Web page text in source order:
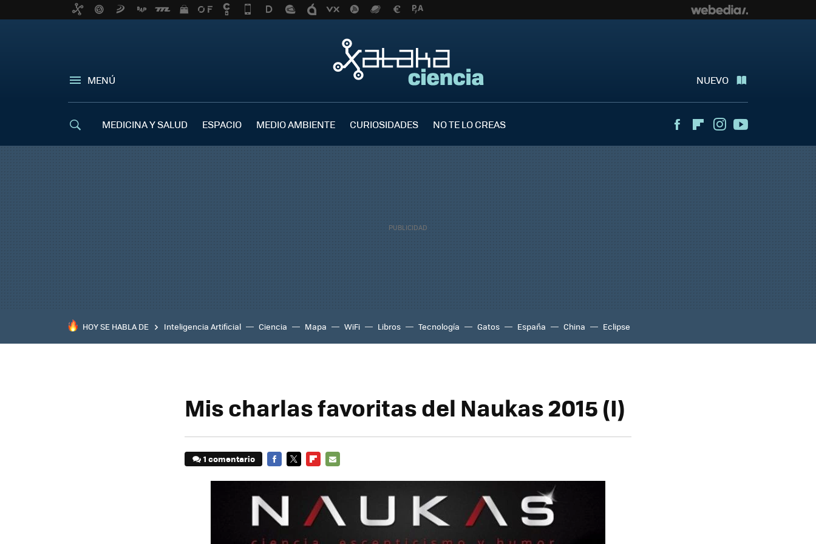
MENÚ NUEVO
MEDICINA Y SALUD ESPACIO MEDIO AMBIENTE CURIOSIDADES NO TE LO CREAS FacebookFlipboardInstagram
HOY SE HABLA DE Inteligencia Artificial Ciencia Mapa WiFi Libros Tecnología Gatos España China Eclipse
Mis charlas favoritas del Naukas 2015 (I)
1 comentario